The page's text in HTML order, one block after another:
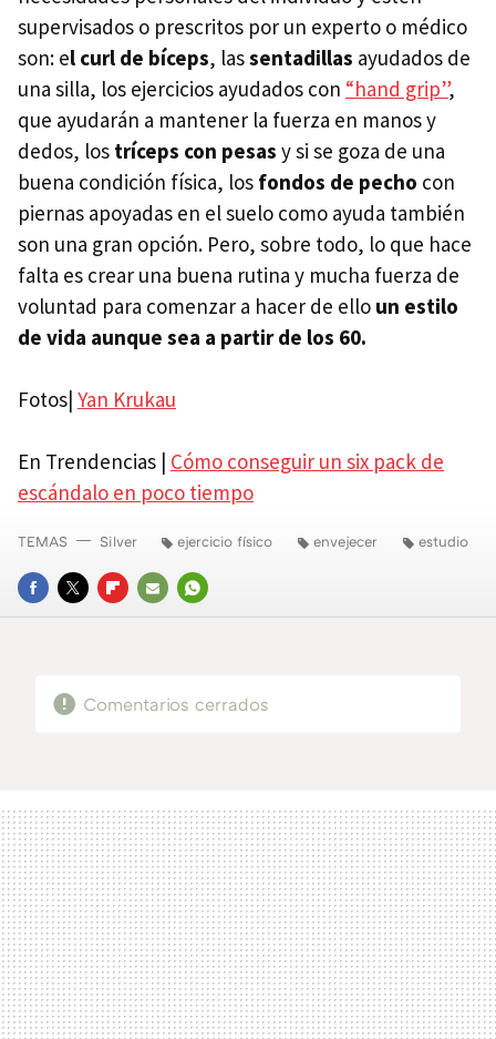
supervisados o prescritos por un experto o médico
son: el curl de bíceps, lassentadillas ayudados de
una silla, los ejercicios ayudados con “hand grip”,
que ayudarán a mantener la fuerza en manos y
dedos, los tríceps con pesas y si se goza de una
buena condición física, los fondos de pecho con
piernas apoyadas en el suelo como ayuda también
son una gran opción. Pero, sobre todo, lo que hace
falta es crear una buena rutina y mucha fuerza de
voluntad para comenzar a hacer de ello un estilo
de vida aunque sea a partir de los 60.
Fotos| Yan Krukau
En Trendencias | Cómo conseguir un six pack de
escándalo en poco tiempo
FACEBOOK
TWITTERFLIPBOARD
E-
WHATSAPP
TEMAS Silver ejercicio físico envejecer estudio
Comentarios cerrados